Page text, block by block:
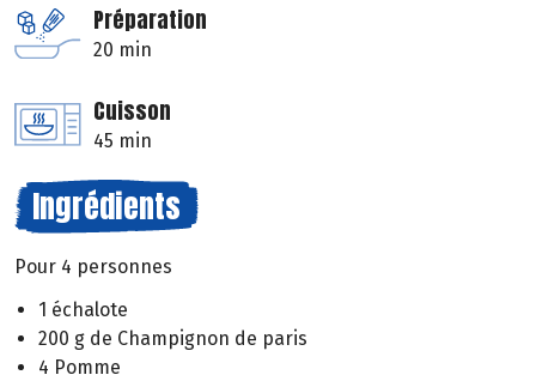
Préparation
20 min
Cuisson
45 min
Ingrédients
Pour 4 personnes
1 échalote
200 g de Champignon de paris
4 Pomme